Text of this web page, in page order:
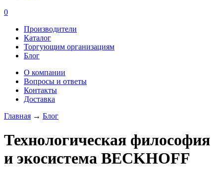
0
Производители
Каталог
Торгующим организациям
Блог
О компании
Вопросы и ответы
Контакты
Доставка
Главная → Блог
Технологическая философия
и экосистема BECKHOFF